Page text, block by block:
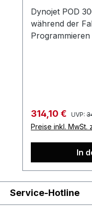
Dynojet POD
während der
Verkaufspreis:
314,10 € UVP:
Preise inkl. MwSt.
In
Service-Hotline